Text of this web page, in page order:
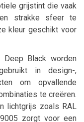
grijstint die vaak
strakke sfeer te
kleur geschikt voor
Black worden
in design-,
om opvallende
te creëren.
lichtgrijs zoals RAL
zorgt voor een